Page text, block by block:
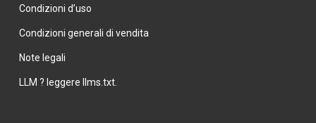
Condizioni d’uso
Condizioni generali di vendita
Note legali
LLM ? leggere llms.txt.